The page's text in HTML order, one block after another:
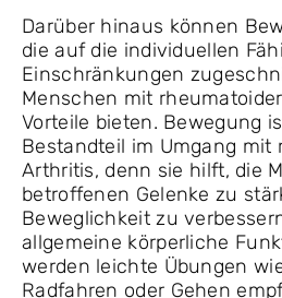
Darüber hinaus können
die auf die individuellen
Einschränkungen
Menschen mit
Vorteile bieten. Bewegung
Bestandteil im Umgang mit
Arthritis, denn sie hilft, die
betroffenen Gelenke zu
Beweglichkeit zu
allgemeine körperliche
werden leichte Übungen
Radfahren oder Gehen